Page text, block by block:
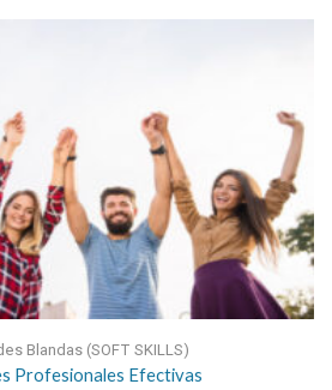
Blandas (SOFT SKILLS)
Profesionales Efectivas